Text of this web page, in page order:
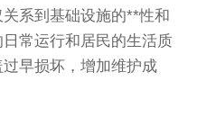
系到基础设施的**性和
常运行和居民的生活质
早损坏，增加维护成